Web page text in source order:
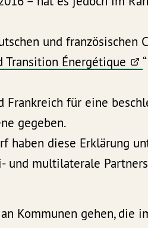
und französischen
Transition Énergétique
Frankreich für eine
gegeben.
haben diese Erklärung
und multilaterale
Kommunen gehen, die